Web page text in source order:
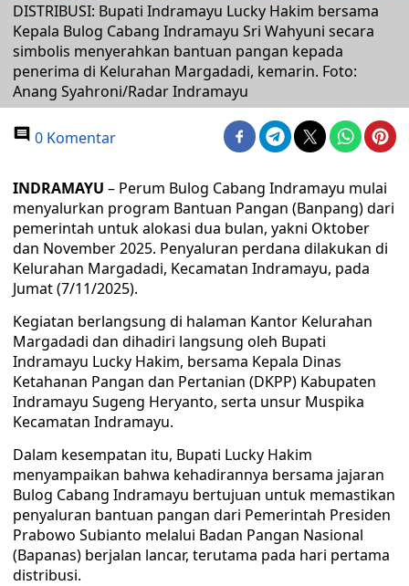
DISTRIBUSI: Bupati Indramayu Lucky Hakim bersama
Kepala Bulog Cabang Indramayu Sri Wahyuni secara
simbolis menyerahkan bantuan pangan kepada
penerima di Kelurahan Margadadi, kemarin. Foto:
Anang Syahroni/Radar Indramayu
0 Komentar
INDRAMAYU – Perum Bulog Cabang Indramayu mulai
menyalurkan program Bantuan Pangan (Banpang) dari
pemerintah untuk alokasi dua bulan, yakni Oktober
dan November 2025. Penyaluran perdana dilakukan di
Kelurahan Margadadi, Kecamatan Indramayu, pada
Jumat (7/11/2025).
Kegiatan berlangsung di halaman Kantor Kelurahan
Margadadi dan dihadiri langsung oleh Bupati
Indramayu Lucky Hakim, bersama Kepala Dinas
Ketahanan Pangan dan Pertanian (DKPP) Kabupaten
Indramayu Sugeng Heryanto, serta unsur Muspika
Kecamatan Indramayu.
Dalam kesempatan itu, Bupati Lucky Hakim
menyampaikan bahwa kehadirannya bersama jajaran
Bulog Cabang Indramayu bertujuan untuk memastikan
penyaluran bantuan pangan dari Pemerintah Presiden
Prabowo Subianto melalui Badan Pangan Nasional
(Bapanas) berjalan lancar, terutama pada hari pertama
distribusi.